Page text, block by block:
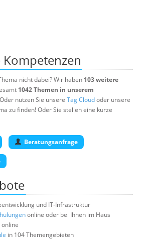
nicht dabei? Wir haben 103 weitere
1042 Themen in unserem
nutzen Sie unsere Tag Cloudoder unsere
zu finden! Oder Sie stellen eine kurze
Beratungsanfrage
und IT-Infrastruktur
online oder bei Ihnen im Haus
online
in 104 Themengebieten